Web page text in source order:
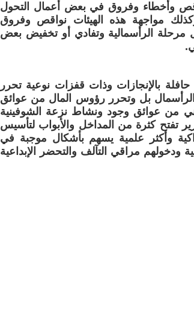
وأخطاء وفروق في بعض أعمال التحول
مواجهة هذه الهيئات نواقص وفروق
مرحلة الرأسمالية وتفادي أو تخفيض بعض
بالإنجازات وذات قفزات نوعية تحرر
الرأسمال بل وتحرر رؤوس المال من عوائق
من عوائق وجود ونشاط نزعة الشوفينية
تفتح كثرة من المداخل والأبواب لتأسيس
وأكثر علمية يسهم بأشكال موجبة في
مراقي التآلف والتحضر الإبداعية